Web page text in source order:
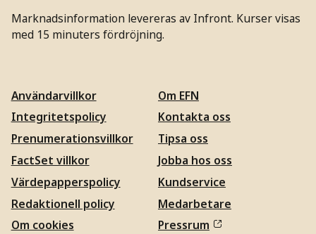
Marknadsinformation levereras av Infront. Kurser visas
med 15 minuters fördröjning.
Användarvillkor
Integritetspolicy
Prenumerationsvillkor
FactSet villkor
Värdepapperspolicy
Redaktionell policy
Om cookies
Om EFN
Kontakta oss
Tipsa oss
Jobba hos oss
Kundservice
Medarbetare
Pressrum